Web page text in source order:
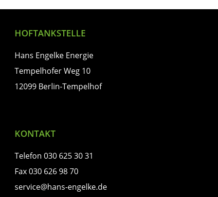
HOFTANKSTELLE
Hans Engelke Energie
Tempelhofer Weg 10
12099 Berlin-Tempelhof
KONTAKT
Telefon 030 625 30 31
Fax 030 626 98 70
service@hans-engelke.de